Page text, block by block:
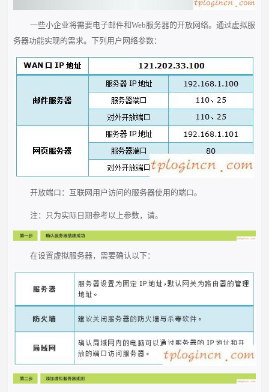
一些小企业将需要电子邮件和Web服务器的开放网络。通过虚拟服
务器功能实现的需求。下列用户网络参数：
开放端口：互联网用户访问的服务器使用的端口。
注：只为实际日期参考以上参数，请。
在设置虚拟服务器，需要确认以下：